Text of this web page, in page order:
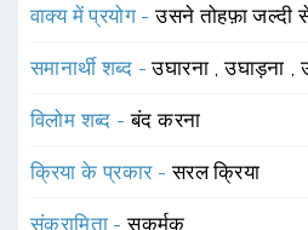
वाक्य में प्रयोग -उसने तोहफ़ा जल्दी
समानार्थी शब्द -उघारना ,उघाड़ना ,
विलोम शब्द -बंद करना
क्रिया के प्रकार -सरल क्रिया
संक्रामिता -सकर्मक